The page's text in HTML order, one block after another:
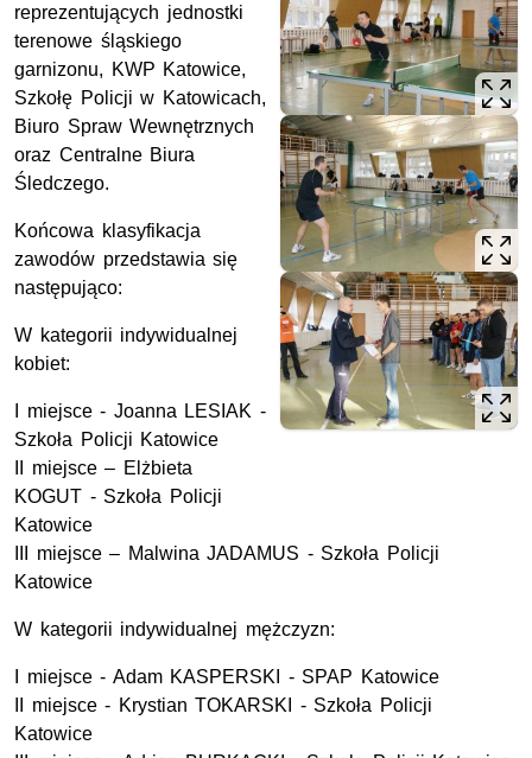
reprezentujących jednostki
terenowe śląskiego
garnizonu, KWP Katowice,
Szkołę Policji w Katowicach,
Biuro Spraw Wewnętrznych
oraz Centralne Biura
Śledczego.
Końcowa klasyfikacja
zawodów przedstawia się
następująco:
W kategorii indywidualnej
kobiet:
I miejsce - Joanna LESIAK -
Szkoła Policji Katowice
II miejsce – Elżbieta
KOGUT - Szkoła Policji
Katowice
III miejsce – Malwina JADAMUS - Szkoła Policji
Katowice
W kategorii indywidualnej mężczyzn:
I miejsce - Adam KASPERSKI - SPAP Katowice
II miejsce - Krystian TOKARSKI - Szkoła Policji
Katowice